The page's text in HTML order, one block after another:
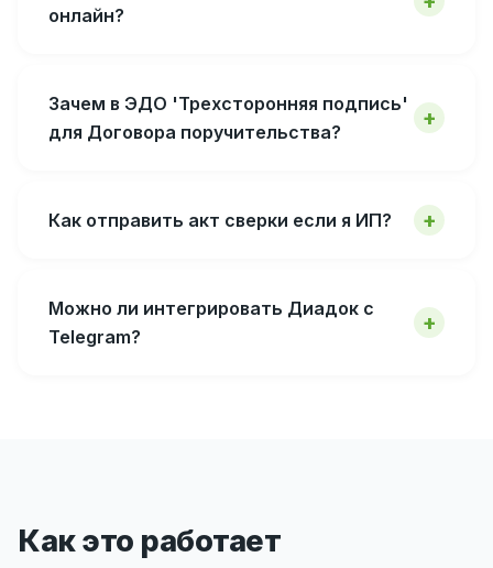
онлайн?
Зачем в ЭДО 'Трехсторонняя подпись'
для Договора поручительства?
Как отправить акт сверки если я ИП?
Можно ли интегрировать Диадок с
Telegram?
Как это работает